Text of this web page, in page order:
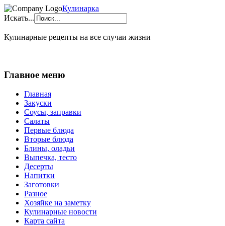
Кулинарка
Искать...
Кулинарные рецепты на все случаи жизни
Главное меню
Главная
Закуски
Соусы, заправки
Салаты
Первые блюда
Вторые блюда
Блины, оладьи
Выпечка, тесто
Десерты
Напитки
Заготовки
Разное
Хозяйке на заметку
Кулинарные новости
Карта сайта